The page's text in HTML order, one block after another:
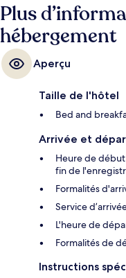
Plus
hébergement
Aperçu
Taille de l'hôtel
Bed and
Arrivée et
Heure de
fin de
Formalités
Service
L'heure de
Formalités de
Instructions